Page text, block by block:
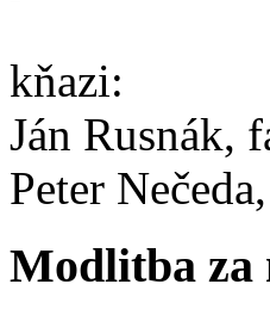
kňazi:
Ján Rusnák,
Peter
Modlitba za